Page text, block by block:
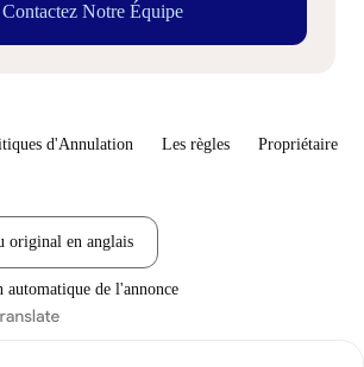
Contactez Notre Équipe
d'Annulation Les règles Propriétaire
original en anglais
automatique de l'annonce